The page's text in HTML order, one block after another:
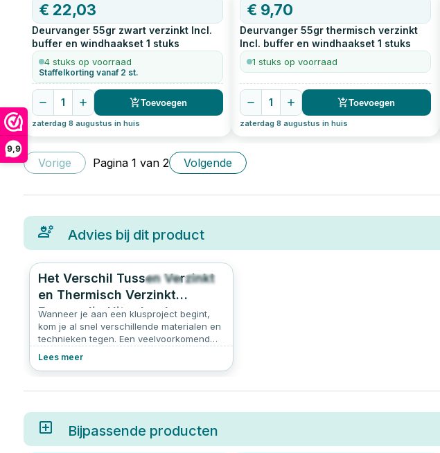
9,9
€ 22,03
Deurvanger 55gr zwart verzinkt Incl.
buffer en windhaakset 1 stuks
4 stuks op voorraad
Staffelkorting vanaf 2 st.
1 Toevoegen
zaterdag 8 augustus in huis
€ 9,70
Deurvanger 55gr thermisch verzinkt
Incl. buffer en windhaakset 1 stuks
1 stuks op voorraad
1 Toevoegen
zaterdag 8 augustus in huis
Vorige Pagina 1 van 2 Volgende
Advies bij dit product
686 4.6
Het Verschil Tussen Verzinkt
en Thermisch Verzinkt
Eenvoudig Uitgelegd
Wanneer je aan een klusproject begint,
kom je al snel verschillende materialen en
technieken tegen. Een veelvoorkomend
is "verzinken." Maar wat betekent dit
verzinkt en thermisch verzinkt staal? In dit
Lees meer
Bijpassende producten